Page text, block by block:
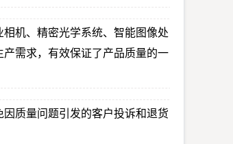
机、精密光学系统、智能图像处
需求，有效保证了产品质量的一
质量问题引发的客户投诉和退货